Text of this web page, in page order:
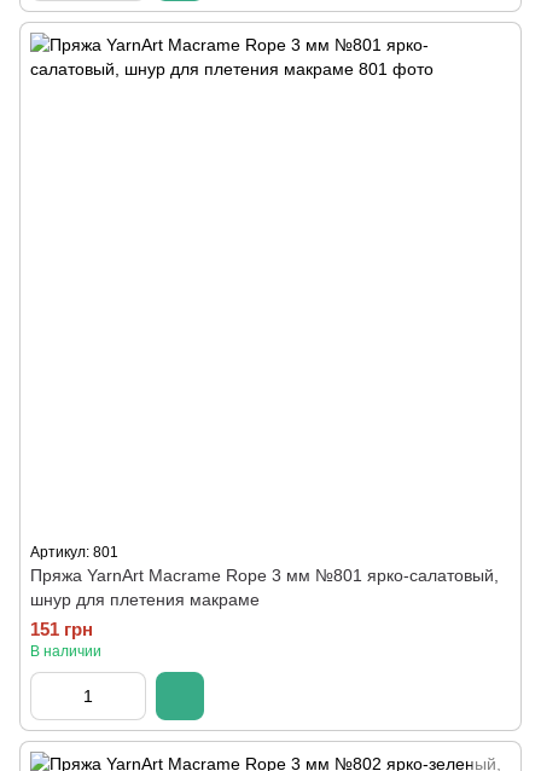
Артикул: 801
Пряжа YarnArt Macrame Rope 3 мм №801 ярко-салатовый,
шнур для плетения макраме
151 грн
В наличии